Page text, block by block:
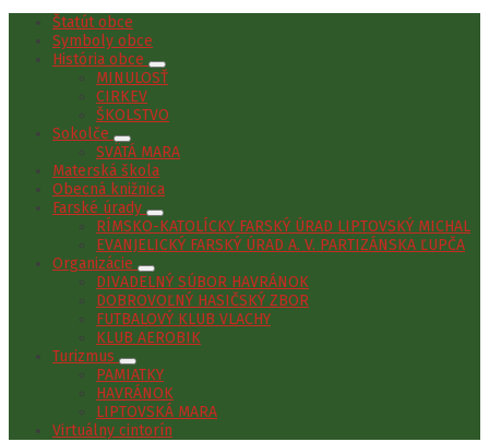
Štatút obce
Symboly obce
História obce
MINULOSŤ
CIRKEV
ŠKOLSTVO
Sokolče
SVÄTÁ MARA
Materská škola
Obecná knižnica
Farské úrady
RÍMSKO-KATOLÍCKY FARSKÝ ÚRAD LIPTOVSKÝ MICHAL
EVANJELICKÝ FARSKÝ ÚRAD A. V. PARTIZÁNSKA ĽUPČA
Organizácie
DIVADELNÝ SÚBOR HAVRÁNOK
DOBROVOĽNÝ HASIČSKÝ ZBOR
FUTBALOVÝ KLUB VLACHY
KLUB AEROBIK
Turizmus
PAMIATKY
HAVRÁNOK
LIPTOVSKÁ MARA
Virtuálny cintorín